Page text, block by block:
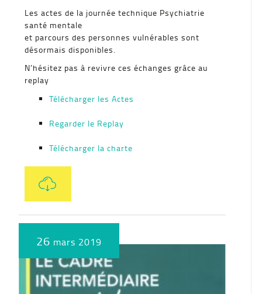
Les actes de la journée technique Psychiatrie
santé mentale
et parcours des personnes vulnérables sont
désormais disponibles.
N’hésitez pas à revivre ces échanges grâce au
replay
Télécharger les Actes
Regarder le Replay
Télécharger la charte
26 mars 2019